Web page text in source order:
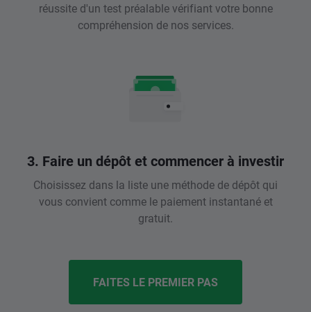
réussite d'un test préalable vérifiant votre bonne
compréhension de nos services.
3. Faire un dépôt et commencer à investir
Choisissez dans la liste une méthode de dépôt qui
vous convient comme le paiement instantané et
gratuit.
FAITES LE PREMIER PAS